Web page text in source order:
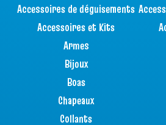
Accessoires de déguisements
Accessoires et Kits
Armes
Bijoux
Boas
Chapeaux
Collants